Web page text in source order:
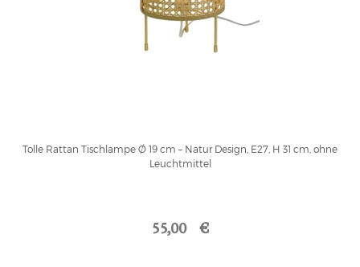
Tolle Rattan Tischlampe Ø 19 cm – Natur Design, E27, H 31 cm, ohne
Leuchtmittel
55,00 €